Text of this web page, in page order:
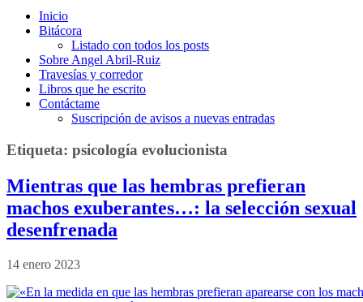
Inicio
Bitácora
Listado con todos los posts
Sobre Angel Abril-Ruiz
Travesías y corredor
Libros que he escrito
Contáctame
Suscripción de avisos a nuevas entradas
Etiqueta: psicología evolucionista
Mientras que las hembras prefieran
machos exuberantes…: la selección sexual
desenfrenada
14 enero 2023